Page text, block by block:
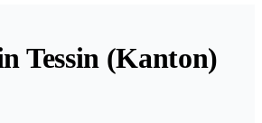
Tessin (Kanton)